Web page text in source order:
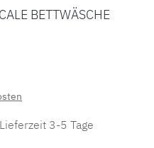
BETTWÄSCHE
3-5 Tage